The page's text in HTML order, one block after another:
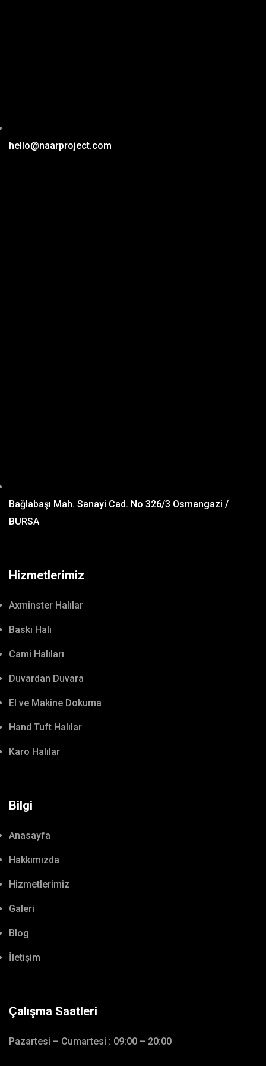
hello@naarproject.com
Bağlabaşı Mah. Sanayi Cad. No 326/3 Osmangazi /
BURSA
Hizmetlerimiz
Axminster Halılar
Baskı Halı
Cami Halıları
Duvardan Duvara
El ve Makine Dokuma
Hand Tuft Halılar
Karo Halılar
Bilgi
Anasayfa
Hakkımızda
Hizmetlerimiz
Galeri
Blog
İletişim
Çalışma Saatleri
Pazartesi – Cumartesi : 09:00 – 20:00